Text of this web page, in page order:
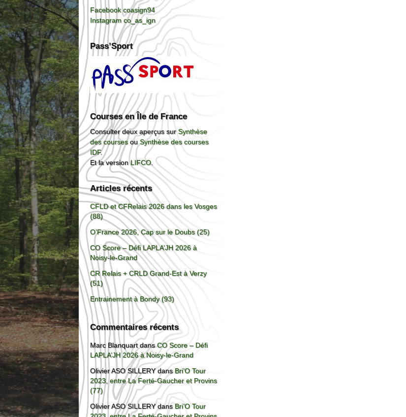
Facebook coasign94
Instagram co_as_ign
Pass’Sport
Courses en Île de France
Consulter deux aperçus surSynthèse
des coursesouSynthèse des courses
IDF.
Et la versionLIFCO.
Articles récents
CFLD et CFRelais 2026 dans les Vosges
(88)
O’France 2026, Cap sur le Doubs (25)
CO Score – Défi LAPLA’JH 2026 à
Noisy-le-Grand
CR Relais + CRLD Grand-Est à Verzy
(51)
Entrainement à Bondy (93)
Commentaires récents
Marc BlanquartdansCO Score – Défi
LAPLA’JH 2026 à Noisy-le-Grand
Olivier ASO SILLERYdansBri’O Tour
2023, entre La Ferté-Gaucher et Provins
(77)
Olivier ASO SILLERYdans Bri’O Tour